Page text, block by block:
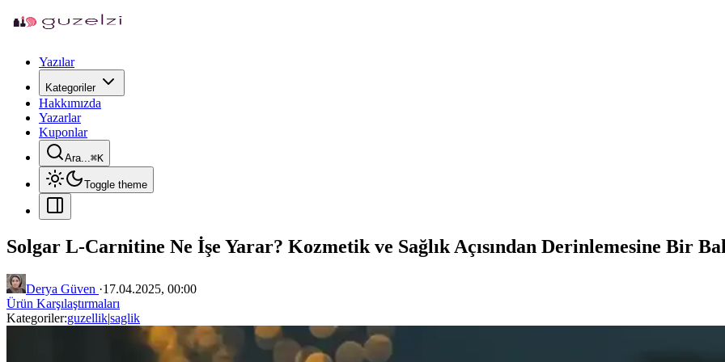
Yazılar
Kategoriler
Hakkımızda
Yazarlar
Kuponlar
Ara...⌘K
Toggle theme
Solgar L-Carnitine Ne İşe Yarar? Kozmetik ve Sağlık Açısından Derinlemesine Bir
Derya Güven ·17.04.2025, 00:00
Ürün Karşılaştırmaları
Kategoriler:guzellik|saglik